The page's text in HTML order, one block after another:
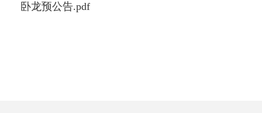
卧龙预公告.pdf